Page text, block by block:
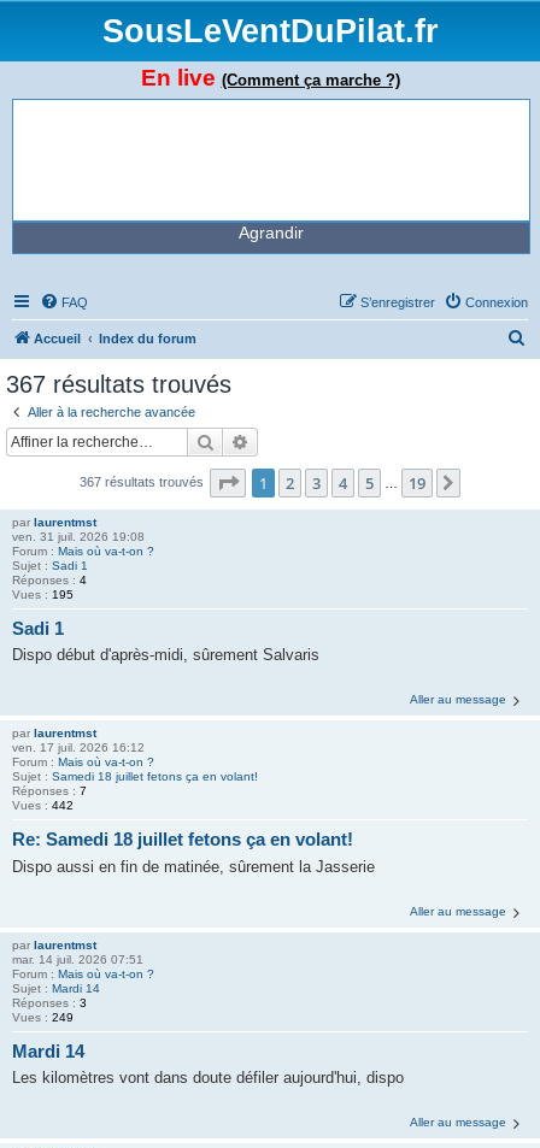
SousLeVentDuPilat.fr
En live (Comment ça marche ?)
Agrandir
FAQ Connexion
S’enregistrer
Accueil Index du forum
c
367 résultats trouvés
Aller à la recherche avancée
Rechercher
367 résultats trouvés Page 1sur19
1 2 3 4 5 19
par laurentmst
ven. 31 juil. 2026 19:08
Forum : Mais où va-t-on ?
Sujet : Sadi 1
Réponses : 4
Vues : 195
Sadi 1
Dispo début d'après-midi, sûrement Salvaris
Aller au message
par laurentmst
ven. 17 juil. 2026 16:12
Forum : Mais où va-t-on ?
Sujet : Samedi 18 juillet fetons ça en volant!
Réponses : 7
Vues : 442
Re: Samedi 18 juillet fetons ça en volant!
Dispo aussi en fin de matinée, sûrement la Jasserie
Aller au message
par laurentmst
mar. 14 juil. 2026 07:51
Forum : Mais où va-t-on ?
Sujet : Mardi 14
Réponses : 3
Vues : 249
Mardi 14
Les kilomètres vont dans doute défiler aujourd'hui, dispo
Aller au message